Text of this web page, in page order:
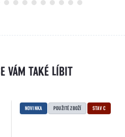
NOVINKA POUŽITÉ ZBOŽÍ STAV C